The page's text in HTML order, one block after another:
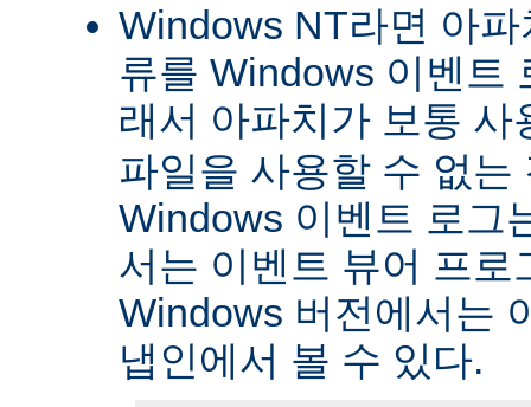
Windows NT라면 아
류를 Windows 이벤트
래서 아파치가 보통
파일을 사용할 수 없는
Windows 이벤트 로그
서는 이벤트 뷰어 프로
Windows 버전에서는
냅인에서 볼 수 있다.